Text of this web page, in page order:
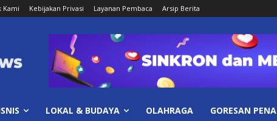
Kami Kebijakan Privasi Layanan Pembaca Arsip Berita
LOKAL & BUDAYA OLAHRAGA GORESAN PENA